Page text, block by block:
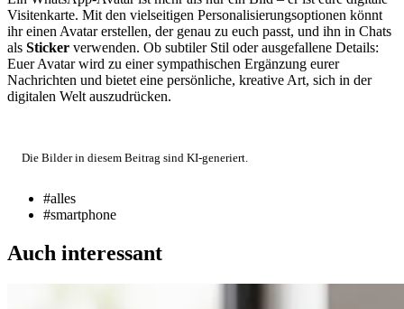
Visitenkarte. Mit den vielseitigen Personalisierungsoptionen könnt
ihr einen Avatar erstellen, der genau zu euch passt, und ihn in Chats
als Sticker verwenden. Ob subtiler Stil oder ausgefallene Details:
Euer Avatar wird zu einer sympathischen Ergänzung eurer
Nachrichten und bietet eine persönliche, kreative Art, sich in der
digitalen Welt auszudrücken.
Die Bilder in diesem Beitrag sind KI-generiert.
#alles
#smartphone
Auch interessant